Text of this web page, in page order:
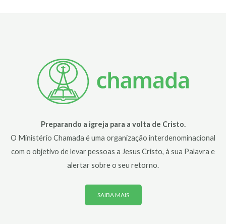
Preparando a igreja para a volta de Cristo.
O Ministério Chamada é uma organização interdenominacional
com o objetivo de levar pessoas a Jesus Cristo, à sua Palavra e
alertar sobre o seu retorno.
SAIBA MAIS